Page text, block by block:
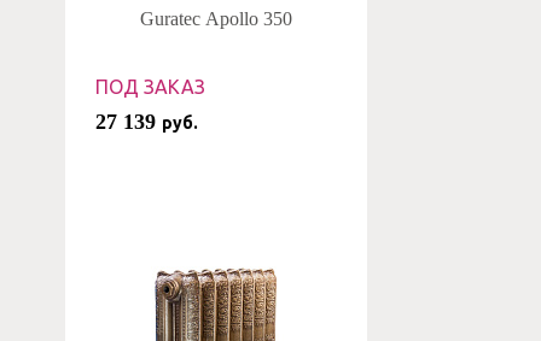
Guratec Apollo 350
ПОД ЗАКАЗ
27 139 руб.